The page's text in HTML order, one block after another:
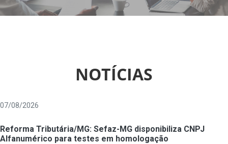
NOTÍCIAS
07/08/2026
Reforma Tributária/MG: Sefaz-MG disponibiliza CNPJ
Alfanumérico para testes em homologação